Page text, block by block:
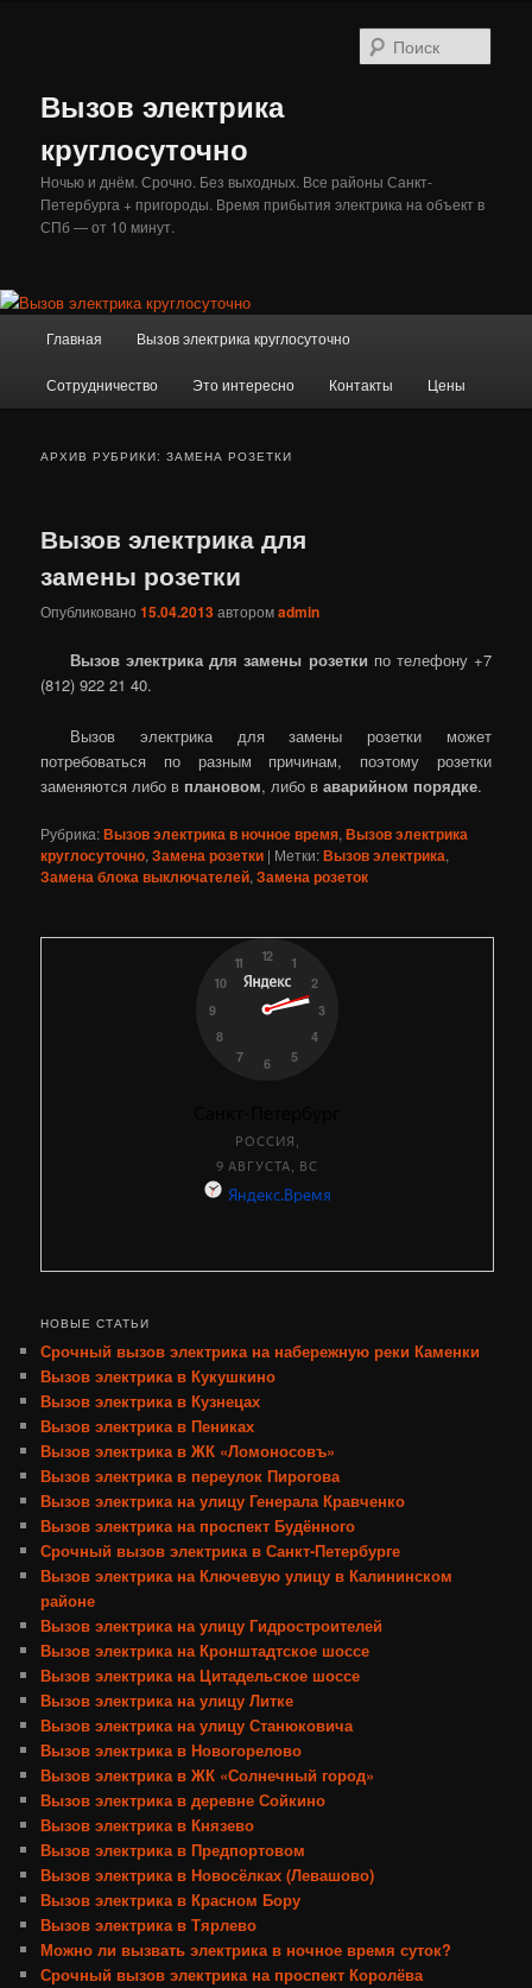
Вызов электрика
круглосуточно
Ночью и днём. Срочно. Без выходных. Все районы Санкт-
Петербурга + пригороды. Время прибытия электрика на объект в
СПб — от 10 минут.
Главная Вызов электрика круглосуточно
Сотрудничество Это интересно Контакты Цены
АРХИВ РУБРИКИ:ЗАМЕНА РОЗЕТКИ
Вызов электрика для
замены розетки
Опубликовано15.04.2013авторомadmin
Вызов электрика для замены розетки по телефону +7
(812) 922 21 40.
Вызов электрика для замены розетки может
потребоваться по разным причинам, поэтому розетки
заменяются либо в плановом, либо ваварийном порядке.
Рубрика:Вызов электрика в ночное время,Вызов электрика
круглосуточно,Замена розетки | Метки:Вызов электрика,
Замена блока выключателей,Замена розеток
НОВЫЕ СТАТЬИ
Срочный вызов электрика на набережную реки Каменки
Вызов электрика в Кукушкино
Вызов электрика в Кузнецах
Вызов электрика в Пениках
Вызов электрика в ЖК «Ломоносовъ»
Вызов электрика в переулок Пирогова
Вызов электрика на улицу Генерала Кравченко
Вызов электрика на проспект Будённого
Срочный вызов электрика в Санкт-Петербурге
Вызов электрика на Ключевую улицу в Калининском
районе
Вызов электрика на улицу Гидростроителей
Вызов электрика на Кронштадтское шоссе
Вызов электрика на Цитадельское шоссе
Вызов электрика на улицу Литке
Вызов электрика на улицу Станюковича
Вызов электрика в Новогорелово
Вызов электрика в ЖК «Солнечный город»
Вызов электрика в деревне Сойкино
Вызов электрика в Князево
Вызов электрика в Предпортовом
Вызов электрика в Новосёлках (Левашово)
Вызов электрика в Красном Бору
Вызов электрика в Тярлево
Можно ли вызвать электрика в ночное время суток?
Срочный вызов электрика на проспект Королёва